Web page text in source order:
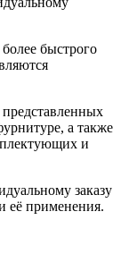
быстрого
а также
и
заказу
её применения.